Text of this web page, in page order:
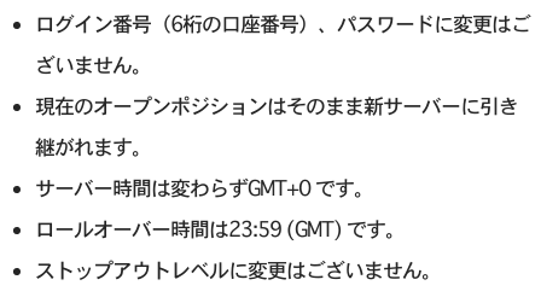
ログイン番号（6桁の口座番号）、パスワードに変更はご
ざいません。
現在のオープンポジションはそのまま新サーバーに引き
継がれます。
サーバー時間は変わらずGMT+0 です。
ロールオーバー時間は23:59 (GMT) です。
ストップアウトレベルに変更はございません。